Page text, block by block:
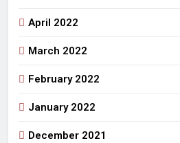
April 2022
March 2022
February 2022
January 2022
December 2021